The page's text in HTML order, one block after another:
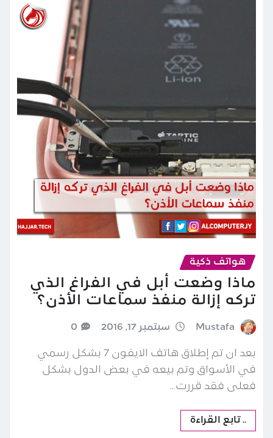
هواتف ذكية
ماذا وضعت أبل في الفراغ الذي
تركه إزالة منفذ سماعات الأذن؟
Mustafa سبتمبر 17, 2016 0
بعد ان تم إطلاق هاتف الايفون 7 بشكل رسمي
في الأسواق وتم بيعه في بعض الدول بشكل
فعلى فقد قررت…
.. تابع القراءة